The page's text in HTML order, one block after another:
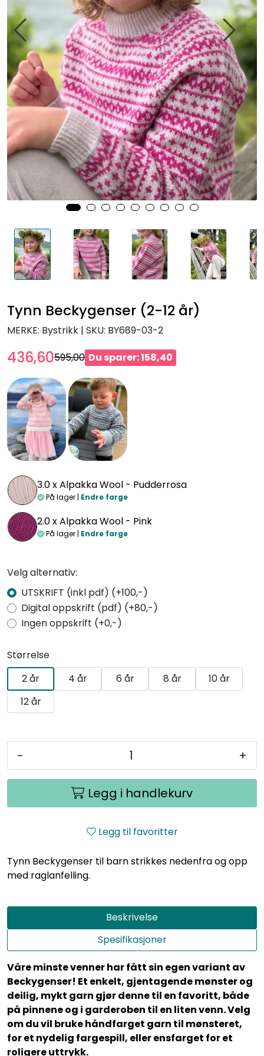
Tynn Beckygenser (2-12 år)
MERKE: Bystrikk | SKU: BY689-03-2
436,60595,00 Du sparer: 158,40
3.0 xAlpakka Wool - Pudderrosa
På lager | Endre farge
2.0 xAlpakka Wool - Pink
På lager | Endre farge
Velg alternativ:
UTSKRIFT (inkl pdf) (+100,-)
Digital oppskrift (pdf) (+80,-)
Ingen oppskrift (+0,-)
Størrelse
2 år
4 år 6 år 8 år
10 år
12 år
- +
Legg i handlekurv
Legg til favoritter
Tynn Beckygenser til barn strikkes nedenfra og opp
med raglanfelling.
Beskrivelse
Spesifikasjoner
Våre minste venner har fått sin egen variant av
Beckygenser! Et enkelt, gjentagende mønster og
deilig, mykt garn gjør denne til en favoritt, både
på pinnene og i garderoben til en liten venn. Velg
om du vil bruke håndfarget garn til mønsteret,
for et nydelig fargespill, eller ensfarget for et
roligere uttrykk.